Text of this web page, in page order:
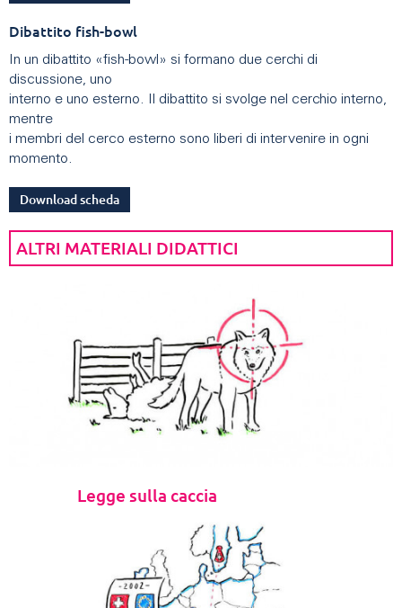
Dibattito fish-bowl
In un dibattito «fish-bowl» si formano due cerchi di
discussione, uno
interno e uno esterno. Il dibattito si svolge nel cerchio interno,
mentre
i membri del cerco esterno sono liberi di intervenire in ogni
momento.
Download scheda
ALTRI MATERIALI DIDATTICI
Legge sulla caccia